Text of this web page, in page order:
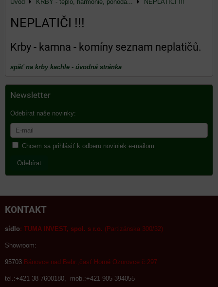
Úvod KRBY - teplo, harmonie, pohoda... NEPLATIČI !!!
NEPLATIČI !!!
Krby - kamna - komíny seznam neplatičů.
späť na krby kachle - úvodná stránka
Newsletter
Odebírat naše novinky:
Chcem sa prihlásiť k odberu noviniek e-mailom
Odebírat
KONTAKT
sídlo: TUMA INVEST, spol. s r.o. (Partizánska 300/32)
Showroom:
95703 Bánovce nad Bebr.,časť Horné Ozorovce č.297
tel.:+421 38 7600180, mob.:+421 905 394055